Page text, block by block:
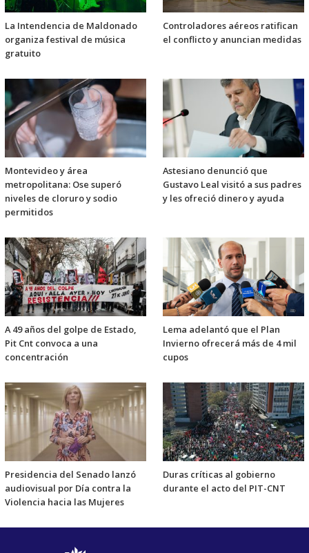
La Intendencia de Maldonado
organiza festival de música
gratuito
Controladores aéreos ratifican
el conflicto y anuncian medidas
Montevideo y área
metropolitana: Ose superó
niveles de cloruro y sodio
permitidos
Astesiano denunció que
Gustavo Leal visitó a sus padres
y les ofreció dinero y ayuda
A 49 años del golpe de Estado,
Pit Cnt convoca a una
concentración
Lema adelantó que el Plan
Invierno ofrecerá más de 4 mil
cupos
Presidencia del Senado lanzó
audiovisual por Día contra la
Violencia hacia las Mujeres
Duras críticas al gobierno
durante el acto del PIT-CNT